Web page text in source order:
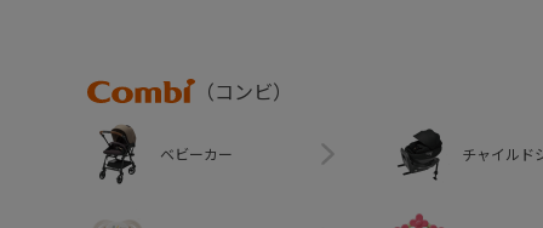
Combi
（コンビ）
ベビーカー チャイルド